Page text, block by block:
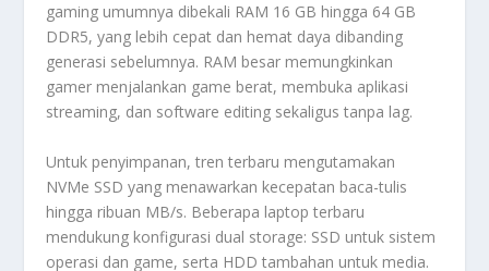
gaming umumnya dibekali RAM 16 GB hingga 64 GB
DDR5, yang lebih cepat dan hemat daya dibanding
generasi sebelumnya. RAM besar memungkinkan
gamer menjalankan game berat, membuka aplikasi
streaming, dan software editing sekaligus tanpa lag.
Untuk penyimpanan, tren terbaru mengutamakan
NVMe SSD yang menawarkan kecepatan baca-tulis
hingga ribuan MB/s. Beberapa laptop terbaru
mendukung konfigurasi dual storage: SSD untuk sistem
operasi dan game, serta HDD tambahan untuk media.